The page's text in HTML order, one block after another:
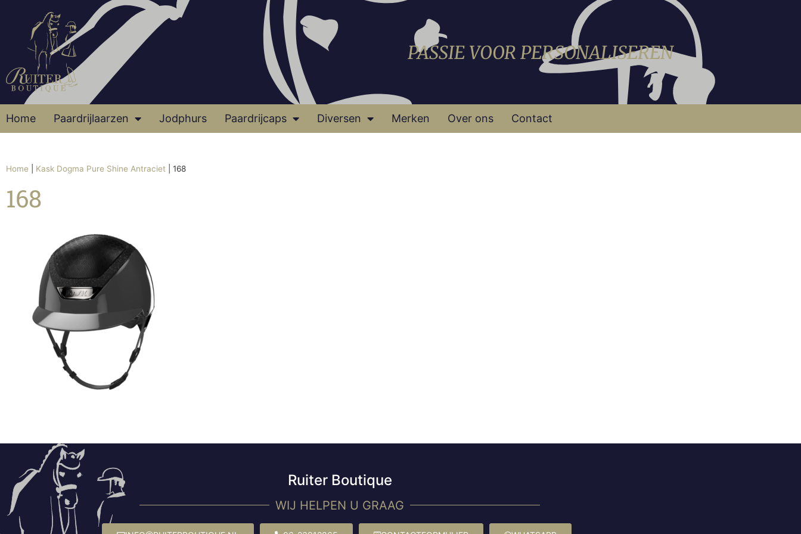
PASSIE VOOR PERSONALISEREN
Home Paardrijlaarzen Jodphurs Paardrijcaps Diversen Merken Over ons Contact
Home Kask Dogma Pure Shine Antraciet 168
168
Ruiter Boutique
WIJ HELPEN U GRAAG